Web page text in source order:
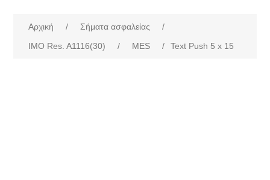
Αρχική / Σήματα ασφαλείας
/
IMO Res. A1116(30)
/ MES / Text Push 5 x 15